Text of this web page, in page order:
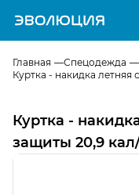
Перейти на
Главная Спецодежда
Куртка - накидка летняя
Куртка -
защиты 20,9